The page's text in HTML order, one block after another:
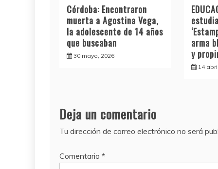
Córdoba: Encontraron
muerta a Agostina Vega,
la adolescente de 14 años
que buscaban
30 mayo, 2026
arma
y
14
Deja un comentario
Tu dirección de correo electrónico no será
Comentario *